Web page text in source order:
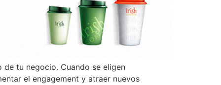
tu negocio. Cuando se eligen
el engagement y atraer nuevos